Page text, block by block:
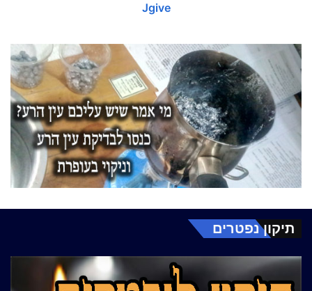
Jgive
תיקון נפטרים